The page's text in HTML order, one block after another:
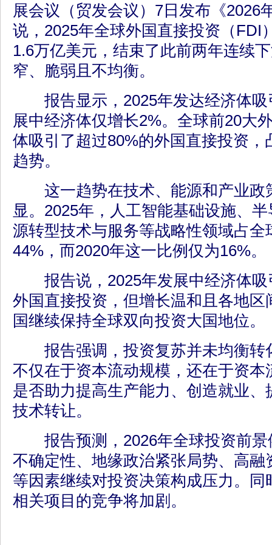
展会议（贸发会议）7日发布《2026
说，2025年全球外国直接投资（FDI
1.6万亿美元，结束了此前两年连续
窄、脆弱且不均衡。
报告显示，2025年发达经济体吸
展中经济体仅增长2%。全球前20大
体吸引了超过80%的外国直接投资，
趋势。
这一趋势在技术、能源和产业政
显。2025年，人工智能基础设施、
源转型技术与服务等战略性领域占全
44%，而2020年这一比例仅为16%。
报告说，2025年发展中经济体吸
外国直接投资，但增长温和且各地区
国继续保持全球双向投资大国地位。
报告强调，投资复苏并未均衡转
不仅在于资本流动规模，还在于资本
是否助力提高生产能力、创造就业
技术转让。
报告预测，2026年全球投资前景
不确定性、地缘政治紧张局势、高融
等因素继续对投资决策构成压力。
相关项目的竞争将加剧。